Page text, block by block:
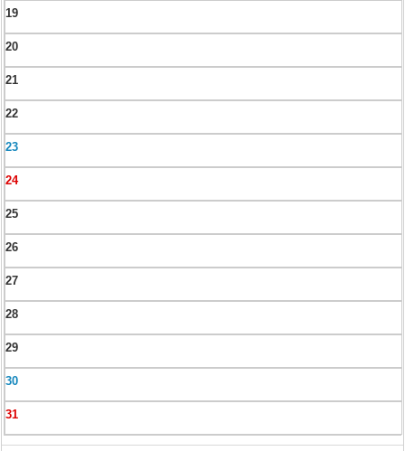
19
20
21
22
23
24
25
26
27
28
29
30
31